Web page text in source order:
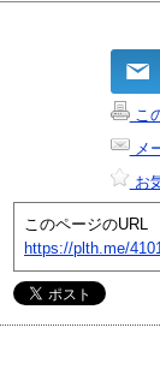
こ
メ
お
このページのURL
https://plth.me/